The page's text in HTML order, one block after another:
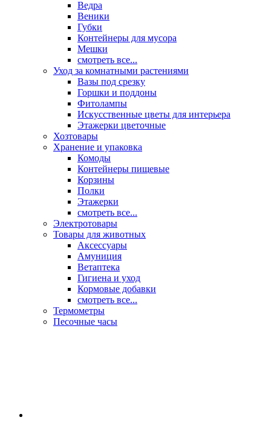
Ведра
Веники
Губки
Контейнеры для мусора
Мешки
смотреть все...
Уход за комнатными растениями
Вазы под срезку
Горшки и поддоны
Фитолампы
Искусственные цветы для интерьера
Этажерки цветочные
Хозтовары
Хранение и упаковка
Комоды
Контейнеры пищевые
Корзины
Полки
Этажерки
смотреть все...
Электротовары
Товары для животных
Аксессуары
Амуниция
Ветаптека
Гигиена и уход
Кормовые добавки
смотреть все...
Термометры
Песочные часы